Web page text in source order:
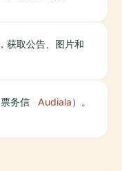
获取公告、图片和
务信
Audiala）。